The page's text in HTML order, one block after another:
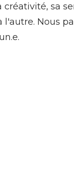
sa
l'autre. Nous